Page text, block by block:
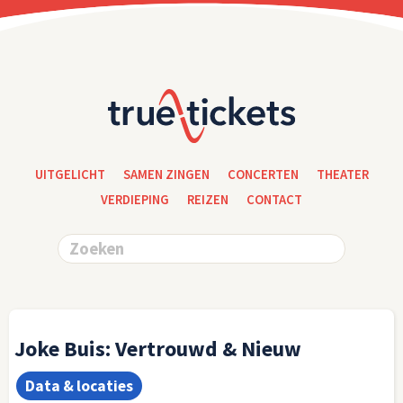
UITGELICHT SAMEN ZINGEN CONCERTEN
THEATER
VERDIEPING
REIZEN CONTACT
Joke Buis: Vertrouwd & Nieuw
Data & locaties